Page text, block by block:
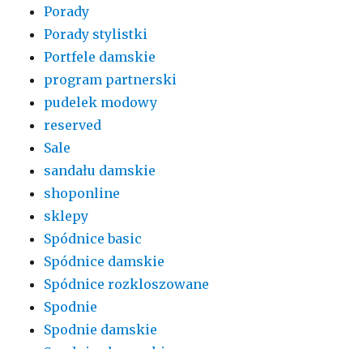
Porady
Porady stylistki
Portfele damskie
program partnerski
pudelek modowy
reserved
Sale
sandału damskie
shoponline
sklepy
Spódnice basic
Spódnice damskie
Spódnice rozkloszowane
Spodnie
Spodnie damskie